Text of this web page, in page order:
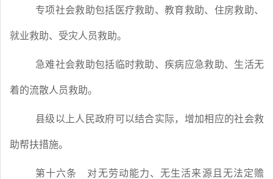
专项社会救助包括医疗救助、教育救助、住房救助、
就业救助、受灾人员救助。
急难社会救助包括临时救助、疾病应急救助、生活无
着的流散人员救助。
县级以上人民政府可以结合实际，增加相应的社会救
助帮扶措施。
第十六条 对无劳动能力、无生活来源且无法定赡